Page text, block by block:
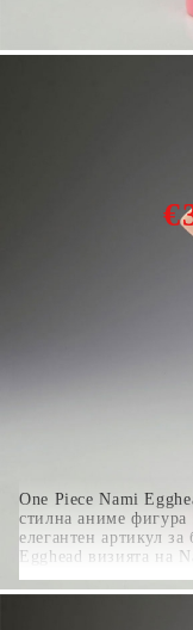
One Piece Nami
стилна аниме фигура
елегантен артикул
Egghead визията на
присъствие към
дизайн 23cm